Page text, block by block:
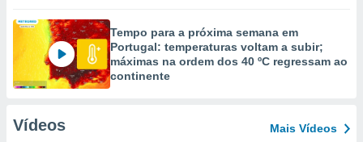
Tempo para a próxima semana em
Portugal: temperaturas voltam a subir;
máximas na ordem dos 40 ºC regressam ao
continente
Vídeos Mais Vídeos